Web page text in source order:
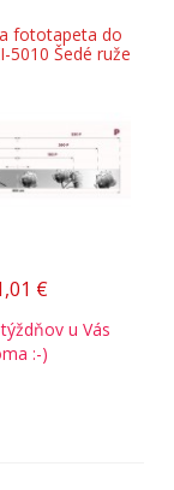
fototapeta do
5010 Šedé ruže
€
u Vás
:-)